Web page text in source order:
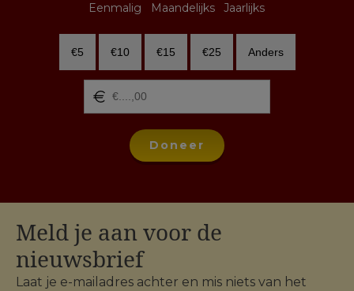
Eenmalig Maandelijks Jaarlijks
€5 €10 €15 €25 Anders
Doneer
Meld je aan voor de
nieuwsbrief
Laat je e-mailadres achter en mis niets van het